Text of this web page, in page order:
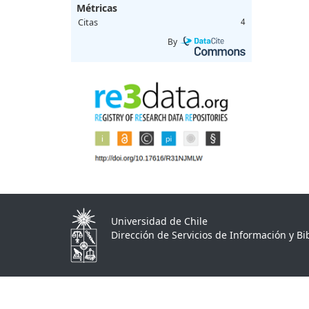
Métricas
Citas 4
By
Universidad de Chile
Dirección de Servicios de Información y